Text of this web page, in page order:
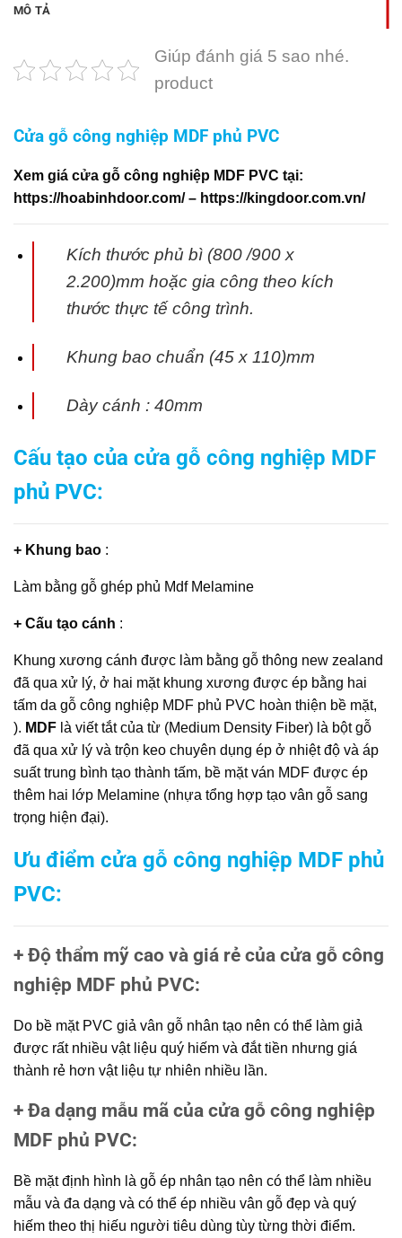
MÔ TẢ
Giúp đánh giá 5 sao nhé.
product
Cửa gỗ công nghiệp MDF phủ PVC
Xem giá cửa gỗ công nghiệp MDF PVC tại:
https://hoabinhdoor.com/– https://kingdoor.com.vn/
Kích thước phủ bì (800 /900 x
2.200)mm hoặc gia công theo kích
thước thực tế công trình.
Khung bao chuẩn (45 x 110)mm
Dày cánh : 40mm
Cấu tạo của cửa gỗ công nghiệp MDF
phủ PVC:
+ Khung bao :
Làm bằng gỗ ghép phủ Mdf Melamine
+ Cấu tạo cánh :
Khung xương cánh được làm bằng gỗ thông new zealand
đã qua xử lý, ở hai mặt khung xương được ép bằng hai
tấm da gỗ công nghiệp MDF phủ PVC hoàn thiện bề mặt,
). MDF là viết tắt của từ (Medium Density Fiber) là bột gỗ
đã qua xử lý và trộn keo chuyên dụng ép ở nhiệt độ và áp
suất trung bình tạo thành tấm, bề mặt ván MDF được ép
thêm hai lớp Melamine (nhựa tổng hợp tạo vân gỗ sang
trọng hiện đại).
Ưu điểm cửa gỗ công nghiệp MDF phủ
PVC:
+ Độ thẩm mỹ cao và giá rẻ của cửa gỗ công
nghiệp MDF phủ PVC:
Do bề mặt PVC giả vân gỗ nhân tạo nên có thể làm giả
được rất nhiều vật liệu quý hiếm và đắt tiền nhưng giá
thành rẻ hơn vật liệu tự nhiên nhiều lần.
+ Đa dạng mẫu mã của cửa gỗ công nghiệp
MDF phủ PVC:
Bề mặt định hình là gỗ ép nhân tạo nên có thể làm nhiều
mẫu và đa dạng và có thể ép nhiều vân gỗ đẹp và quý
hiếm theo thị hiếu người tiêu dùng tùy từng thời điểm.